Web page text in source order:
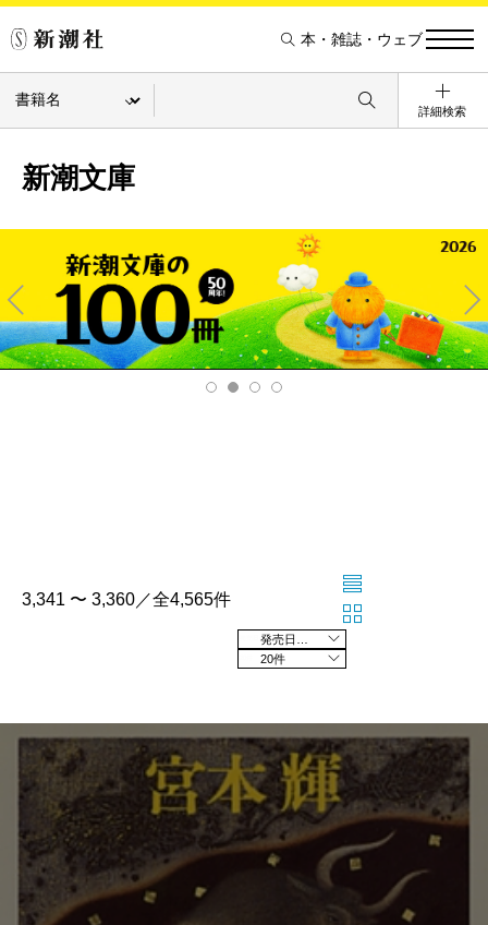
本・雑誌・ウェブ
詳細検索
新潮文庫
Pre
v
Ne
xt
3,341 〜 3,360／全4,565件
20件